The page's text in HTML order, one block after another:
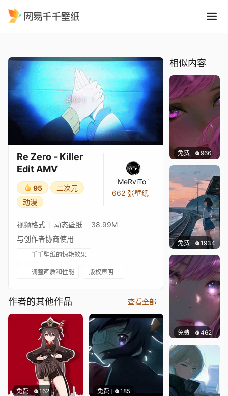
Re Zero - Killer
Edit AMV
95
二次元
动漫
MeRviTo`
662 张壁纸
视频格式 动态壁纸
38.99M
与创作者协商使用
千千壁纸的惊艳效果
调整画质和性能 版权声明
作者的其他作品 查看全部
免费 162 免费 185
相似内容
免费 966辰东
免费 1934辰东
免费 462辰东